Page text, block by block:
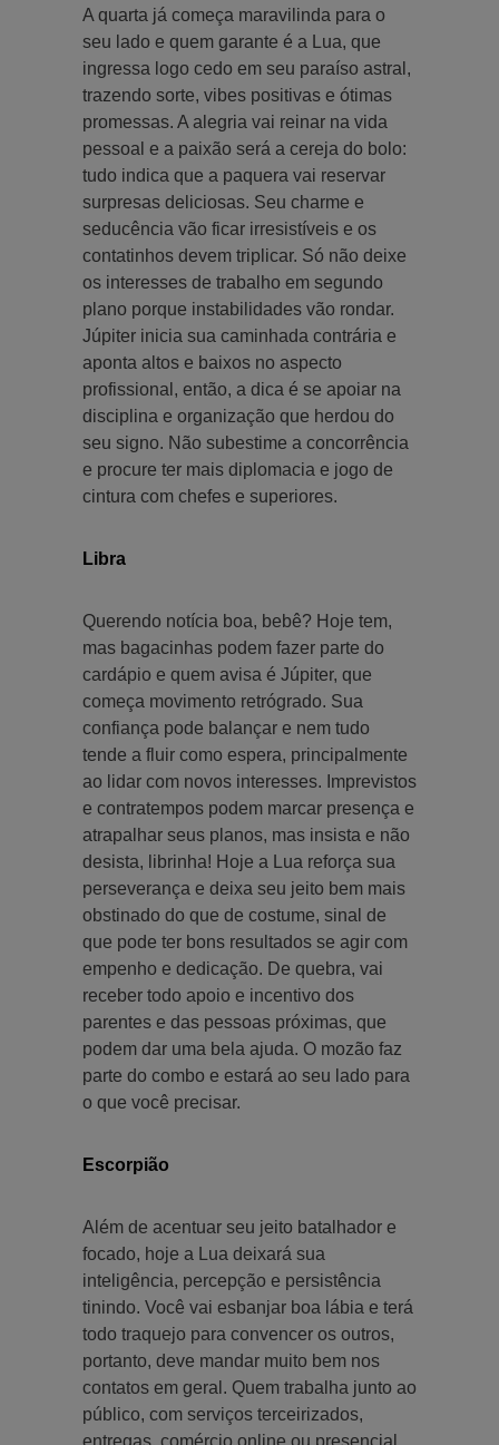
A quarta já começa maravilinda para o
seu lado e quem garante é a Lua, que
ingressa logo cedo em seu paraíso astral,
trazendo sorte, vibes positivas e ótimas
promessas. A alegria vai reinar na vida
pessoal e a paixão será a cereja do bolo:
tudo indica que a paquera vai reservar
surpresas deliciosas. Seu charme e
seducência vão ficar irresistíveis e os
contatinhos devem triplicar. Só não deixe
os interesses de trabalho em segundo
plano porque instabilidades vão rondar.
Júpiter inicia sua caminhada contrária e
aponta altos e baixos no aspecto
profissional, então, a dica é se apoiar na
disciplina e organização que herdou do
seu signo. Não subestime a concorrência
e procure ter mais diplomacia e jogo de
cintura com chefes e superiores.
Libra
Querendo notícia boa, bebê? Hoje tem,
mas bagacinhas podem fazer parte do
cardápio e quem avisa é Júpiter, que
começa movimento retrógrado. Sua
confiança pode balançar e nem tudo
tende a fluir como espera, principalmente
ao lidar com novos interesses. Imprevistos
e contratempos podem marcar presença e
atrapalhar seus planos, mas insista e não
desista, librinha! Hoje a Lua reforça sua
perseverança e deixa seu jeito bem mais
obstinado do que de costume, sinal de
que pode ter bons resultados se agir com
empenho e dedicação. De quebra, vai
receber todo apoio e incentivo dos
parentes e das pessoas próximas, que
podem dar uma bela ajuda. O mozão faz
parte do combo e estará ao seu lado para
o que você precisar.
Escorpião
Além de acentuar seu jeito batalhador e
focado, hoje a Lua deixará sua
inteligência, percepção e persistência
tinindo. Você vai esbanjar boa lábia e terá
todo traquejo para convencer os outros,
portanto, deve mandar muito bem nos
contatos em geral. Quem trabalha junto ao
público, com serviços terceirizados,
entregas, comércio online ou presencial